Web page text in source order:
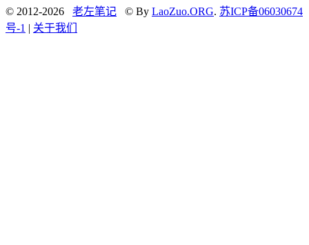
© 2012-2026 老左笔记 © By LaoZuo.ORG. 苏ICP备06030674
号-1 | 关于我们